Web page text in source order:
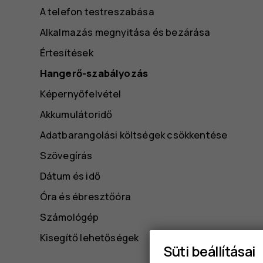
A telefon testreszabása
Alkalmazás megnyitása és bezárása
Értesítések
Hangerő-szabályozás
Képernyőfelvétel
Akkumulátoridő
Adatbarangolási költségek csökkentése
Szövegírás
Dátum és idő
Óra és ébresztőóra
Számológép
Kisegítő lehetőségek
Süti beállításai